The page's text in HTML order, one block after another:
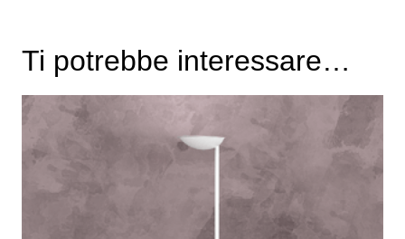
Ti potrebbe interessare…